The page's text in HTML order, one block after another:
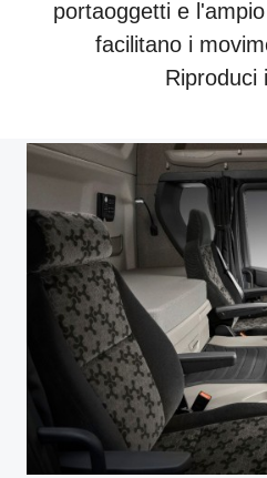
portaoggetti e
facilitano i
Riproduci